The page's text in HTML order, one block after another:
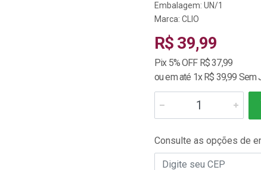
Embalagem: UN/1
Marca: CLIO
R$ 39,99
Pix 5% OFF R$ 37,99
ou em até 1x R$ 39,99 Sem
Consulte as opções de